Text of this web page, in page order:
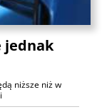
jednak
niższe niż w